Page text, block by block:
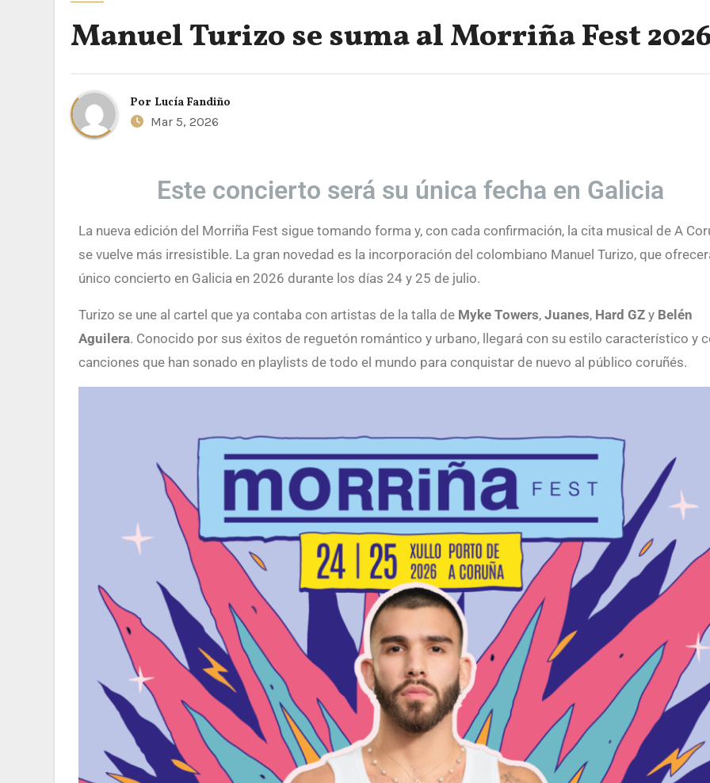
Manuel Turizo se suma al Morriña Fest
Por Lucía Fandiño
Mar 5, 2026
Este concierto será su única fecha en Galicia
La nueva edición del Morriña Fest sigue tomando forma y, con cada confirmación, la cita musical de A Coruña
se vuelve más irresistible. La gran novedad es la incorporación del colombiano Manuel Turizo, que
único concierto en Galicia en 2026 durante los días 24 y 25 de julio.
Turizo se une al cartel que ya contaba con artistas de la talla de Myke Towers, Juanes, Hard GZ y Belén
Aguilera. Conocido por sus éxitos de reguetón romántico y urbano, llegará con su estilo característico y
canciones que han sonado en playlists de todo el mundo para conquistar de nuevo al público coruñés.